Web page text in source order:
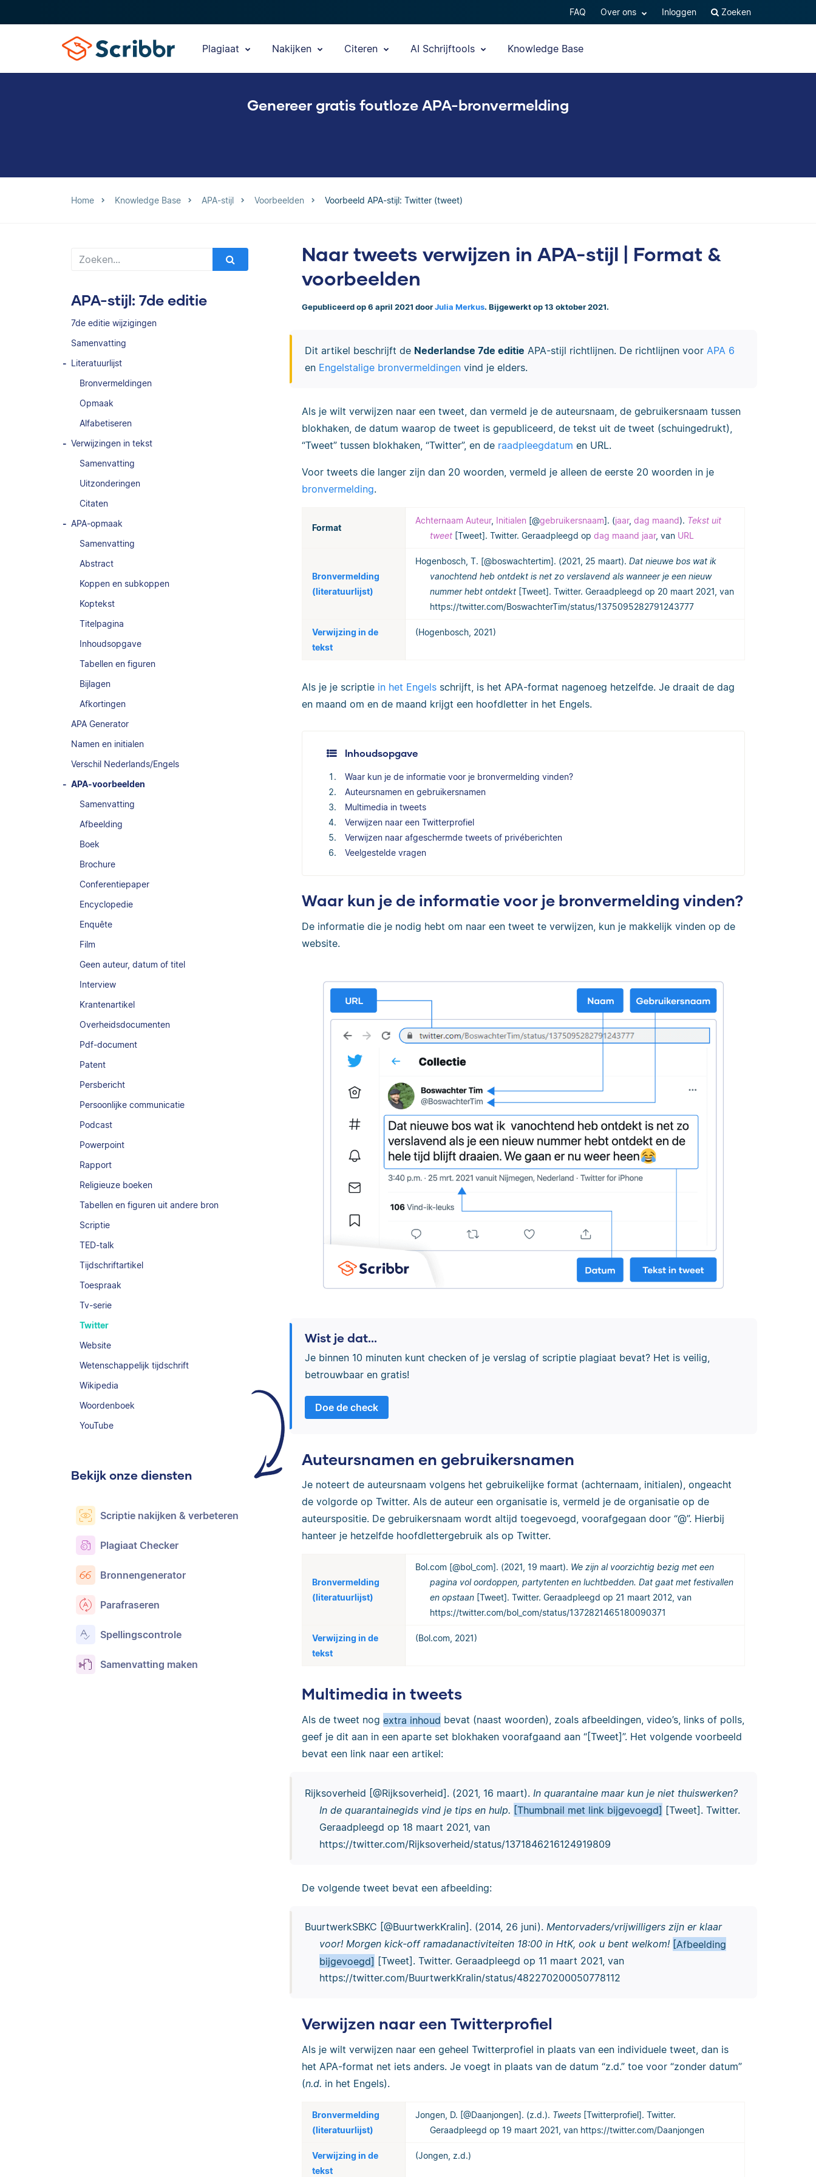
FAQ Over ons Inloggen Zoeken
Plagiaat Nakijken Citeren AI Schrijftools Knowledge Base
Genereer gratis foutloze APA-bronvermelding
Home Knowledge Base APA-stijl Voorbeelden Voorbeeld APA-stijl: Twitter (tweet)
APA-stijl: 7de editie
7de editie wijzigingen
Samenvatting
Literatuurlijst
Bronvermeldingen
Opmaak
Alfabetiseren
Verwijzingen in tekst
Samenvatting
Uitzonderingen
Citaten
APA-opmaak
Samenvatting
Abstract
Koppen en subkoppen
Koptekst
Titelpagina
Inhoudsopgave
Tabellen en figuren
Bijlagen
Afkortingen
APA Generator
Namen en initialen
Verschil Nederlands/Engels
APA-voorbeelden
Samenvatting
Afbeelding
Boek
Brochure
Conferentiepaper
Encyclopedie
Enquête
Film
Geen auteur, datum of titel
Interview
Krantenartikel
Overheidsdocumenten
Pdf-document
Patent
Persbericht
Persoonlijke communicatie
Podcast
Powerpoint
Rapport
Religieuze boeken
Tabellen en figuren uit andere bron
Scriptie
TED-talk
Tijdschriftartikel
Toespraak
Tv-serie
Twitter
Website
Wetenschappelijk tijdschrift
Wikipedia
Woordenboek
YouTube
Bekijk onze diensten
Scriptie nakijken & verbeteren
Plagiaat Checker
Bronnengenerator
Parafraseren
Spellingscontrole
Samenvatting maken
Naar tweets verwijzen in APA-stijl | Format &
voorbeelden
Gepubliceerd op 6 april 2021 door Julia Merkus. Bijgewerkt op 13 oktober 2021.
Dit artikel beschrijft de Nederlandse 7de editie APA-stijl richtlijnen. De richtlijnen voor APA 6
en Engelstalige bronvermeldingenvind je elders.
Als je wilt verwijzen naar een tweet, dan vermeld je de auteursnaam, de gebruikersnaam tussen
blokhaken, de datum waarop de tweet is gepubliceerd, de tekst uit de tweet (schuingedrukt),
“Tweet” tussen blokhaken, “Twitter”, en de raadpleegdatum en URL.
Voor tweets die langer zijn dan 20 woorden, vermeld je alleen de eerste 20 woorden in je
bronvermelding.
Format
Achternaam Auteur, Initialen [@gebruikersnaam]. (jaar, dag maand). Tekst uit
tweet [Tweet]. Twitter. Geraadpleegd op dag maand jaar, van URL
Bronvermelding
(literatuurlijst)
Hogenbosch, T. [@boswachtertim]. (2021, 25 maart). Dat nieuwe bos wat ik
vanochtend heb ontdekt is net zo verslavend als wanneer je een nieuw
nummer hebt ontdekt [Tweet]. Twitter. Geraadpleegd op 20 maart 2021, van
https://twitter.com/BoswachterTim/status/1375095282791243777
Verwijzing in de
tekst
(Hogenbosch, 2021)
Als je je scriptie in het Engels schrijft, is het APA-format nagenoeg hetzelfde. Je draait de dag
en maand om en de maand krijgt een hoofdletter in het Engels.
Inhoudsopgave
Waar kun je de informatie voor je bronvermelding vinden?
Auteursnamen en gebruikersnamen
Multimedia in tweets
Verwijzen naar een Twitterprofiel
Verwijzen naar afgeschermde tweets of privéberichten
Veelgestelde vragen
Waar kun je de informatie voor je bronvermelding vinden?
De informatie die je nodig hebt om naar een tweet te verwijzen, kun je makkelijk vinden op de
website.
Wist je dat...
Je binnen 10 minuten kunt checken of je verslag of scriptie plagiaat bevat? Het is veilig,
betrouwbaar en gratis!
Doe de check
Auteursnamen en gebruikersnamen
Je noteert de auteursnaam volgens het gebruikelijke format (achternaam, initialen), ongeacht
de volgorde op Twitter. Als de auteur een organisatie is, vermeld je de organisatie op de
auteurspositie. De gebruikersnaam wordt altijd toegevoegd, voorafgegaan door “@”. Hierbij
hanteer je hetzelfde hoofdlettergebruik als op Twitter.
Bronvermelding
(literatuurlijst)
Bol.com [@bol_com]. (2021, 19 maart). We zijn al voorzichtig bezig met een
pagina vol oordoppen, partytenten en luchtbedden. Dat gaat met festivallen
en opstaan [Tweet]. Twitter. Geraadpleegd op 21 maart 2012, van
https://twitter.com/bol_com/status/1372821465180090371
Verwijzing in de
tekst
(Bol.com, 2021)
Multimedia in tweets
Als de tweet nog extra inhoud bevat (naast woorden), zoals afbeeldingen, video’s, links of polls,
geef je dit aan in een aparte set blokhaken voorafgaand aan “[Tweet]”. Het volgende voorbeeld
bevat een link naar een artikel:
Rijksoverheid [@Rijksoverheid]. (2021, 16 maart). In quarantaine maar kun je niet thuiswerken?
In de quarantainegids vind je tips en hulp. [Thumbnail met link bijgevoegd] [Tweet]. Twitter.
Geraadpleegd op 18 maart 2021, van
https://twitter.com/Rijksoverheid/status/1371846216124919809
De volgende tweet bevat een afbeelding:
BuurtwerkSBKC [@BuurtwerkKralin]. (2014, 26 juni). Mentorvaders/vrijwilligers zijn er klaar
voor! Morgen kick-off ramadanactiviteiten 18:00 in HtK, ook u bent welkom! [Afbeelding
bijgevoegd] [Tweet]. Twitter. Geraadpleegd op 11 maart 2021, van
https://twitter.com/BuurtwerkKralin/status/482270200050778112
Verwijzen naar een Twitterprofiel
Als je wilt verwijzen naar een geheel Twitterprofiel in plaats van een individuele tweet, dan is
het APA-format net iets anders. Je voegt in plaats van de datum “z.d.” toe voor “zonder datum”
(n.d. in het Engels).
Bronvermelding
(literatuurlijst)
Jongen, D. [@Daanjongen]. (z.d.). Tweets [Twitterprofiel]. Twitter.
Geraadpleegd op 19 maart 2021, van https://twitter.com/Daanjongen
Verwijzing in de
tekst
(Jongen, z.d.)